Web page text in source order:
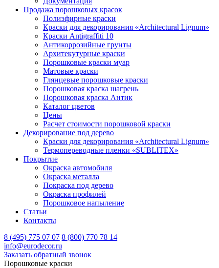
Продажа порошковых красок
Полиэфирные краски
Краски для декорирования «Architectural Lignum»
Краски Antigraffiti 10
Антикоррозийные грунты
Архитекутурные краски
Порошковые краски муар
Матовые краски
Глянцевые порошковые краски
Порошковая краска шагрень
Порошковая краска Антик
Каталог цветов
Цены
Расчет стоимости порошковой краски
Декорирование под дерево
Краски для декорирования «Architectural Lignum»
Термопереводные пленки «SUBLITEX»
Покрытие
Окраска автомобиля
Окраска металла
Покраска под дерево
Окраска профилей
Порошковое напыление
Статьи
Контакты
8 (495) 775 07 07 8 (800) 770 78 14
info@eurodecor.ru
Заказать обратный звонок
Порошковые краски